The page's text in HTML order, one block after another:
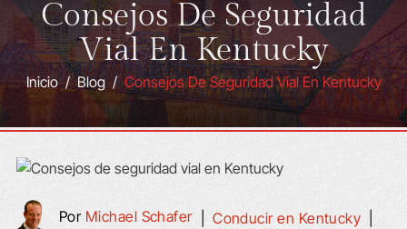
Consejos De Seguridad
Vial En Kentucky
Inicio/Blog/Consejos De Seguridad Vial En Kentucky
Por Michael Schafer|Conducir en Kentucky